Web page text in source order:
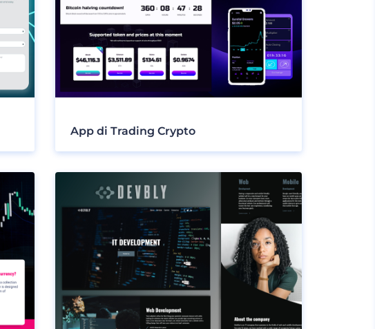
App di Trading Crypto